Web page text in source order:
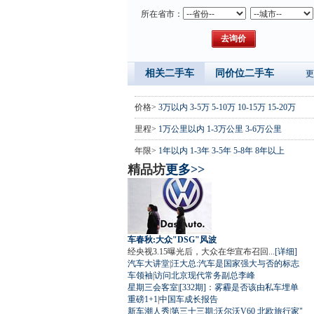
所在省市：
相关二手车 同价位二手车
价格> 3万以内 3-5万 5-10万 10-15万 15-20万
里程> 1万公里以内 1-3万公里 3-6万公里
年限> 1年以内 1-3年 3-5年 5-8年 8年以上
精品坊更多>>
车春秋:大众"DSG"风波
经央视3.15曝光后，大众在华宣布召回... [详细]
汽车大讲堂|汪大总:汽车是国家强大与否的标志
车领袖|访问北京现代常务副总李峰
星期三会客室|[332期]：雾霾是否该由私车埋单
重磅1+1 |中国车成长报告
新车潮人秀|第三十三期:沃尔沃V60 北欧旅行家"